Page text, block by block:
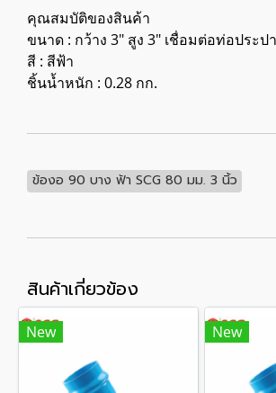
คุณสมบัติของสินค้า
ขนาด : กว้าง 3" สูง 3" เชื่อมต่อท่อประป
สี : สีฟ้า
ชิ้นน้ำหนัก : 0.28 กก.
ข้องอ 90 บาง ฟ้า SCG 80 มม. 3 นิ้ว
สินค้าเกี่ยวข้อง
New New